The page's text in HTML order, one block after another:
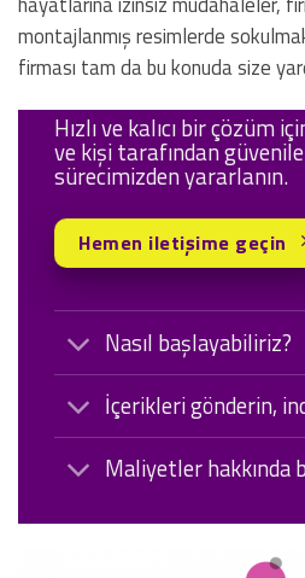
montajlanmış resimlerde
firması tam da bu konuda size
Nasıl başlayabiliriz?
İçerikleri gönderin,
Maliyetler hakkında
Hızlı ve kalıcı bir çözüm
ve kişi tarafından
sürecimizden yararlanın.
Hemen iletişime geçin